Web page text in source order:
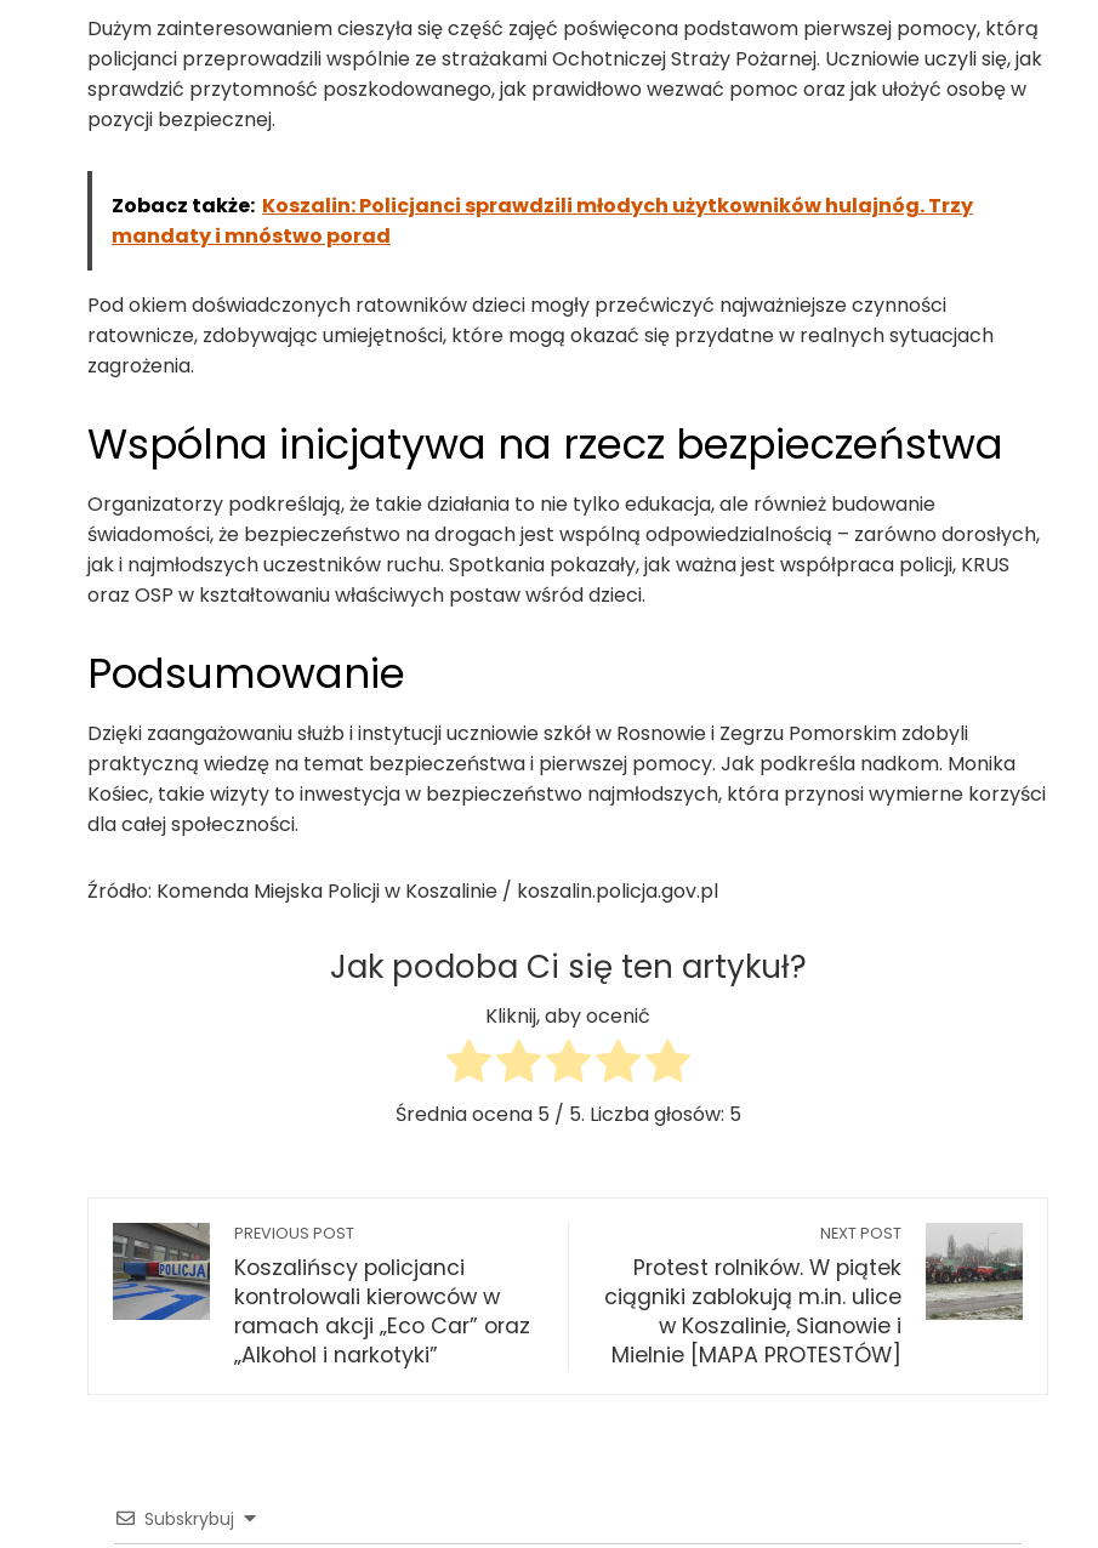
Dużym zainteresowaniem cieszyła się część zajęć poświęcona podstawom pierwszej pomocy, którą
policjanci przeprowadzili wspólnie ze strażakami Ochotniczej Straży Pożarnej. Uczniowie uczyli się, jak
sprawdzić przytomność poszkodowanego, jak prawidłowo wezwać pomoc oraz jak ułożyć osobę w
pozycji bezpiecznej.
Zobacz także: Koszalin: Policjanci sprawdzili młodych użytkowników hulajnóg. Trzy
mandaty i mnóstwo porad
Pod okiem doświadczonych ratowników dzieci mogły przećwiczyć najważniejsze czynności
ratownicze, zdobywając umiejętności, które mogą okazać się przydatne w realnych sytuacjach
zagrożenia.
Wspólna inicjatywa na rzecz bezpieczeństwa
Organizatorzy podkreślają, że takie działania to nie tylko edukacja, ale również budowanie
świadomości, że bezpieczeństwo na drogach jest wspólną odpowiedzialnością – zarówno dorosłych,
jak i najmłodszych uczestników ruchu. Spotkania pokazały, jak ważna jest współpraca policji, KRUS
oraz OSP w kształtowaniu właściwych postaw wśród dzieci.
Podsumowanie
Dzięki zaangażowaniu służb i instytucji uczniowie szkół w Rosnowie i Zegrzu Pomorskim zdobyli
praktyczną wiedzę na temat bezpieczeństwa i pierwszej pomocy. Jak podkreśla nadkom. Monika
Kośiec, takie wizyty to inwestycja w bezpieczeństwo najmłodszych, która przynosi wymierne korzyści
dla całej społeczności.
Źródło: Komenda Miejska Policji w Koszalinie / koszalin.policja.gov.pl
Jak podoba Ci się ten artykuł?
Kliknij, aby ocenić
Średnia ocena 5 / 5. Liczba głosów: 5
PREVIOUS POST
Koszalińscy policjanci
kontrolowali kierowców w
ramach akcji „Eco Car” oraz
„Alkohol i narkotyki”
NEXT POST
Protest rolników. W piątek
ciągniki zablokują m.in. ulice
w Koszalinie, Sianowie i
Mielnie [MAPA PROTESTÓW]
Subskrybuj